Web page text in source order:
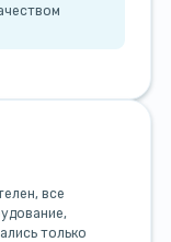
все
только